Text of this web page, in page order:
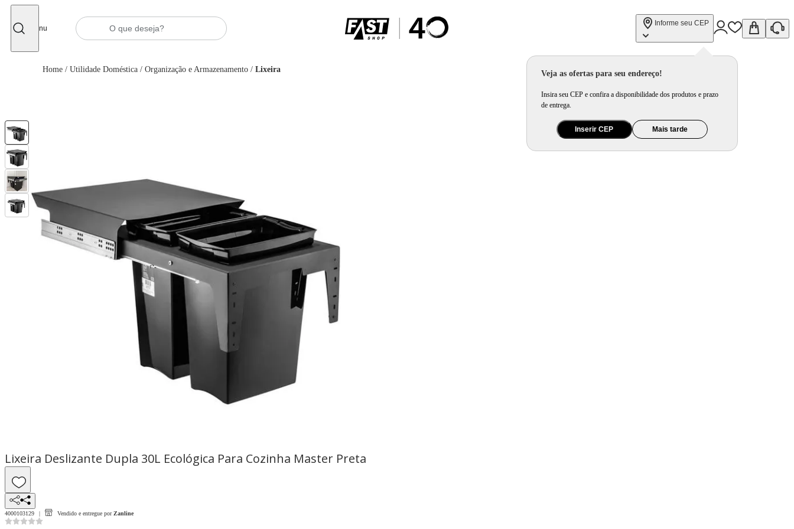
Menu
Informe seu CEP
Veja as ofertas para seu endereço!
Insira seu CEP e confira a disponibilidade dos produtos e prazo
de entrega.
Inserir CEP Mais tarde
Home / Utilidade Doméstica / Organização e Armazenamento / Lixeira
Lixeira Deslizante Dupla 30L Ecológica Para Cozinha Master Preta
4000103129 Vendido e entregue por Zanline